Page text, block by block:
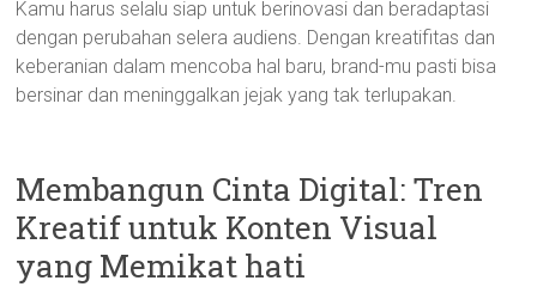
Kamu harus selalu siap untuk berinovasi dan beradaptasi
dengan perubahan selera audiens. Dengan kreatifitas dan
keberanian dalam mencoba hal baru, brand-mu pasti bisa
bersinar dan meninggalkan jejak yang tak terlupakan.
Membangun Cinta Digital: Tren
Kreatif untuk Konten Visual
yang Memikat hati